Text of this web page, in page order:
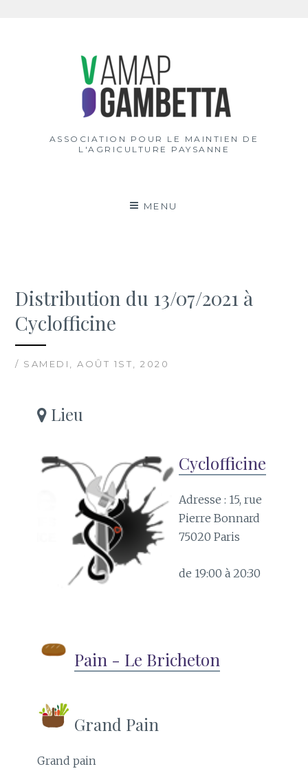
ASSOCIATION POUR LE MAINTIEN DE
L'AGRICULTURE PAYSANNE
MENU
Distribution du 13/07/2021 à
Cyclofficine
/ SAMEDI, AOÛT 1ST, 2020
Lieu
Cyclofficine
Adresse : 15, rue
Pierre Bonnard
75020 Paris
de 19:00 à 20:30
Pain - Le Bricheton
Grand Pain
Grand pain